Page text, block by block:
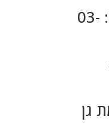
שירות הלקוחות שלנו: 03-